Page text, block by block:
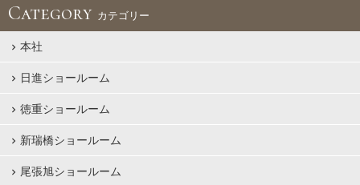
Category カテゴリー
本社
日進ショールーム
徳重ショールーム
新瑞橋ショールーム
尾張旭ショールーム